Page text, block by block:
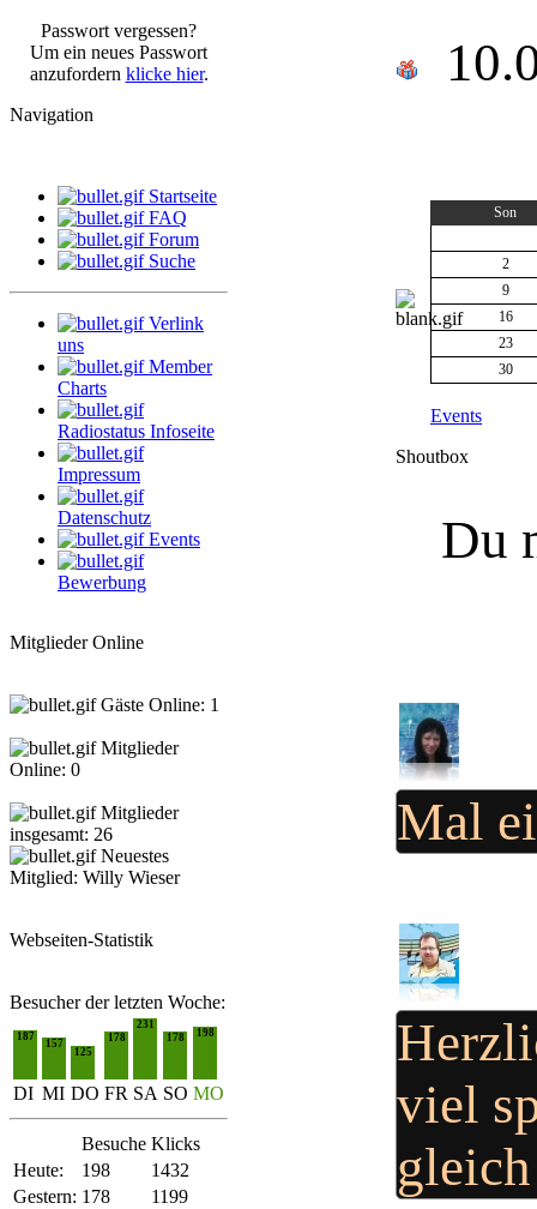
Passwort vergessen?
Um ein neues Passwort
anzufordern klicke hier.
Navigation
Startseite
FAQ
Forum
Suche
Verlink
uns
Member
Charts
Radiostatus Infoseite
Impressum
Datenschutz
Events
Bewerbung
Mitglieder Online
Gäste Online: 1
Mitglieder
Online: 0
Mitglieder
insgesamt: 26
Neuestes
Mitglied: Willy Wieser
Webseiten-Statistik
Besucher der letzten Woche:
187
157
125
178
231
178
198
DI MI DO FR SA SO MO
Besuche Klicks
Heute:
198
1432
Gestern: 178 1199
Son
2
9
16
23
30
Events
Shoutbox
Du
Mal
viel